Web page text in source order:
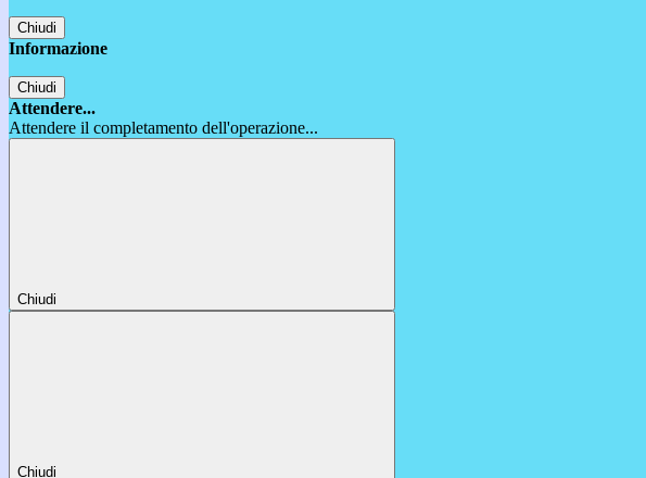
Chiudi
Informazione
Chiudi
Attendere...
Attendere il completamento dell'operazione...
Chiudi
Chiudi